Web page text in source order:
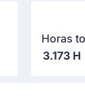
Horas
3.173 H